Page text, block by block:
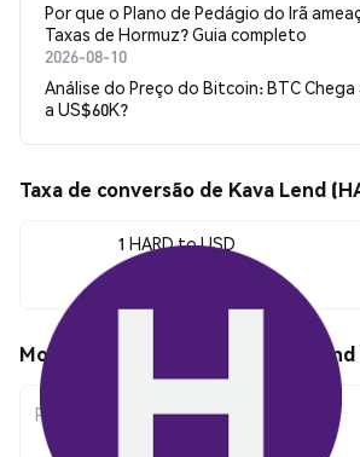
Por que o Plano de Pedágio do Irã
Taxas de Hormuz? Guia completo
2026-08-10
Análise do Preço do Bitcoin: BTC Chega
a US$60K?
Taxa de conversão de Kava Lend
1 HARD to USD
Movimentos de preço de Kava Lend
Período Variação do Valor